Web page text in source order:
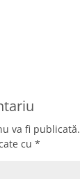
va fi publicată.
cu *